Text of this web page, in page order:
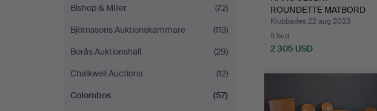
Bishop & Miller
(72)
Björnssons Auktionskammare
(113)
Borås Auktionshall
(29)
Chalkwell Auctions
(12)
Colombos
(57)
ROUNDETTE MATBORD
MED 4 STOLAR.
Klubbades 22 aug 2023
5 bud
2 305 USD